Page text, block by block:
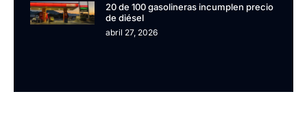
20 de 100 gasolineras incumplen precio
de diésel
abril 27, 2026